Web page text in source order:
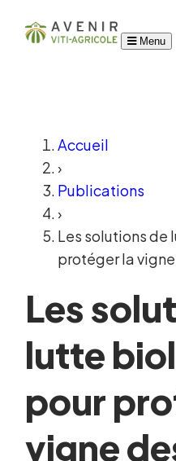
Menu
Accueil
›
Publications
›
Les solutions
protéger la
Les
lutte
pour
vigne